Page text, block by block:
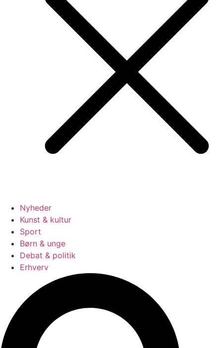
Nyheder
Kunst & kultur
Sport
Børn & unge
Debat & politik
Erhverv